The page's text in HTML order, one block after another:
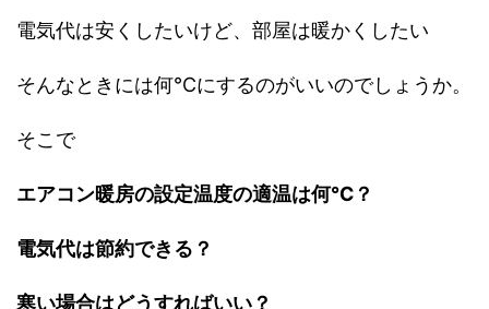
電気代は安くしたいけど、部屋は暖かくしたい
そんなときには何℃にするのがいいのでしょうか。
そこで
エアコン暖房の設定温度の適温は何℃？
電気代は節約できる？
寒い場合はどうすればいい？